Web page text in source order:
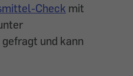
Check mit
und kann